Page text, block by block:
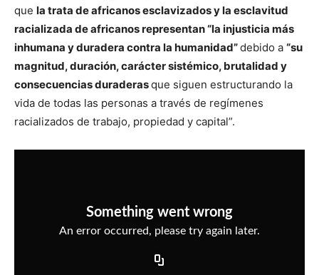
que la trata de africanos esclavizados y la esclavitud
racializada de africanos representan “la injusticia más
inhumana y duradera contra la humanidad”debido a “su
magnitud, duración, carácter sistémico, brutalidad y
consecuencias duraderasque siguen estructurando la
vida de todas las personas a través de regímenes
racializados de trabajo, propiedad y capital”.